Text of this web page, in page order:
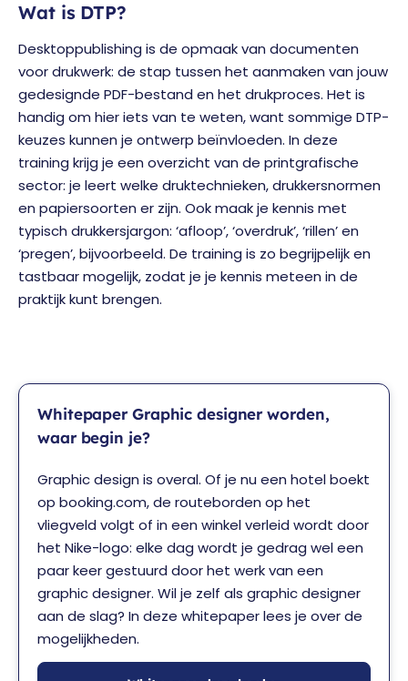
Wat is DTP?
Desktoppublishing is de opmaak van documenten
voor drukwerk: de stap tussen het aanmaken van jouw
gedesignde PDF-bestand en het drukproces. Het is
handig om hier iets van te weten, want sommige DTP-
keuzes kunnen je ontwerp beïnvloeden. In deze
training krijg je een overzicht van de printgrafische
sector: je leert welke druktechnieken, drukkersnormen
en papiersoorten er zijn. Ook maak je kennis met
typisch drukkersjargon: ‘afloop’, ‘overdruk’, ‘rillen’ en
‘pregen’, bijvoorbeeld. De training is zo begrijpelijk en
tastbaar mogelijk, zodat je je kennis meteen in de
praktijk kunt brengen.
Whitepaper Graphic designer worden,
waar begin je?
Graphic design is overal. Of je nu een hotel boekt
op booking.com, de routeborden op het
vliegveld volgt of in een winkel verleid wordt door
het Nike-logo: elke dag wordt je gedrag wel een
paar keer gestuurd door het werk van een
graphic designer. Wil je zelf als graphic designer
aan de slag? In deze whitepaper lees je over de
mogelijkheden.